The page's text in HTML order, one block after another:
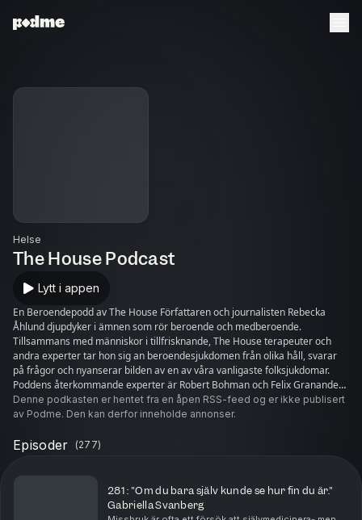
Helse
The House Podcast
Lytt i appen
En Beroendepodd av The House Författaren och journalisten Rebecka
Åhlund djupdyker i ämnen som rör beroende och medberoende.
Tillsammans med människor i tillfrisknande, The House terapeuter och
andra experter tar hon sig an beroendesjukdomen från olika håll, svarar
på frågor och nyanserar bilden av en av våra vanligaste folksjukdomar.
Poddens återkommande experter är Robert Bohman och Felix Granander
från The House. De delar med sig av sin kunskap och sina erfarenheter,
och svarar på lyssnarfrågor. Har du förslag på en gäst eller en fråga till
Denne podkasten er hentet fra en åpen RSS-feed og er ikke publisert
av Podme. Den kan derfor inneholde annonser.
Episoder (277)
281 : "Om du bara själv kunde se hur fin du är."
Gabriella Svanberg